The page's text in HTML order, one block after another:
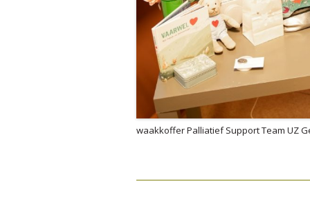
waakkoffer Palliatief Support Team UZ